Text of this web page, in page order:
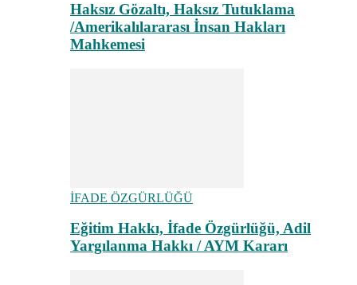
Haksız Gözaltı, Haksız Tutuklama
/Amerikalılararası İnsan Hakları
Mahkemesi
İFADE ÖZGÜRLÜĞÜ
Eğitim Hakkı, İfade Özgürlüğü, Adil
Yargılanma Hakkı / AYM Kararı